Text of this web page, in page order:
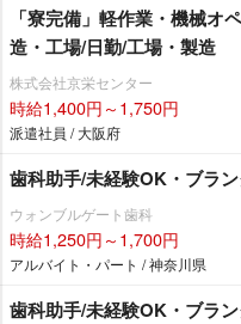
「寮完備」軽作業・機械オ
造・工場/日勤/工場・製造
株式会社京栄センター
時給1,400円～1,750円
派遣社員 / 大阪府
歯科助手/未経験OK・ブラ
ウォンブルゲート歯科
時給1,250円～1,700円
アルバイト・パート / 神奈川県
歯科助手/未経験OK・ブラ